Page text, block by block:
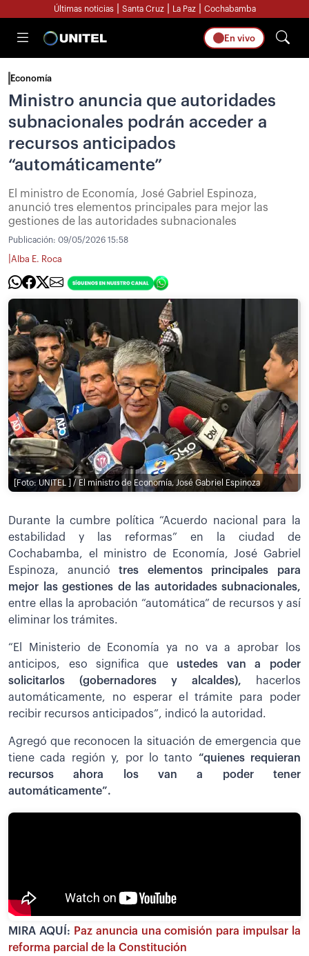
Últimas noticias Santa Cruz La Paz Cochabamba
En vivo
Economía
Ministro anuncia que autoridades
subnacionales podrán acceder a
recursos anticipados
“automáticamente”
El ministro de Economía, José Gabriel Espinoza,
anunció tres elementos principales para mejor las
gestiones de las autoridades subnacionales
Publicación: 09/05/2026 15:58
Alba E. Roca
[Foto: UNITEL ] / El ministro de Economía, José Gabriel Espinoza
Durante la cumbre política “Acuerdo nacional para la
estabilidad y las reformas” en la ciudad de
Cochabamba, el ministro de Economía, José Gabriel
Espinoza, anunció tres elementos principales para
mejor las gestiones de las autoridades subnacionales,
entre ellas la aprobación “automática” de recursos y así
eliminar los trámites.
“El Ministerio de Economía ya no va a aprobar los
anticipos, eso significa que ustedes van a poder
solicitarlos (gobernadores y alcaldes), hacerlos
automáticamente, no esperar el trámite para poder
recibir recursos anticipados”, indicó la autoridad.
Agregó que reconocen la situación de emergencia que
tiene cada región y, por lo tanto “quienes requieran
recursos ahora los van a poder tener
automáticamente”.
MIRA AQUÍ: Paz anuncia una comisión para impulsar la
reforma parcial de la Constitución